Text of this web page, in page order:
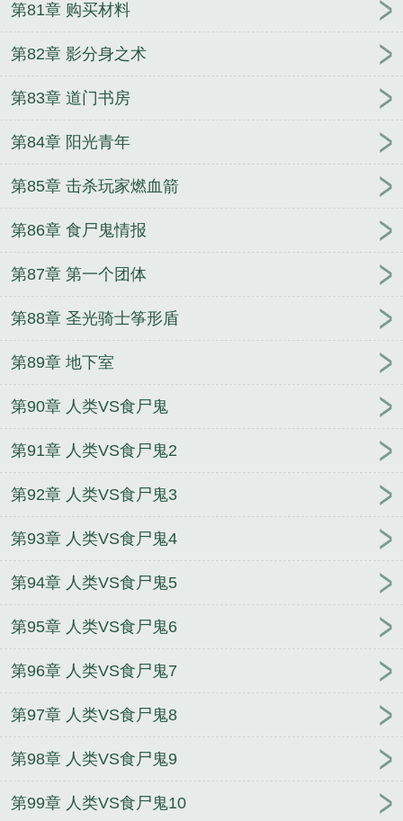
第81章 购买材料
第82章 影分身之术
第83章 道门书房
第84章 阳光青年
第85章 击杀玩家燃血箭
第86章 食尸鬼情报
第87章 第一个团体
第88章 圣光骑士筝形盾
第89章 地下室
第90章 人类VS食尸鬼
第91章 人类VS食尸鬼2
第92章 人类VS食尸鬼3
第93章 人类VS食尸鬼4
第94章 人类VS食尸鬼5
第95章 人类VS食尸鬼6
第96章 人类VS食尸鬼7
第97章 人类VS食尸鬼8
第98章 人类VS食尸鬼9
第99章 人类VS食尸鬼10